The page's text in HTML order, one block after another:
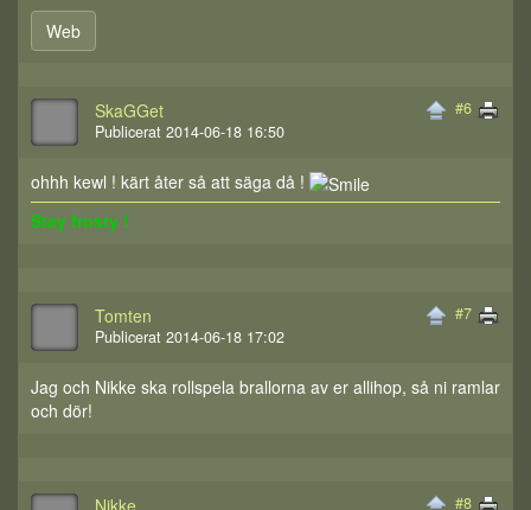
Web
#6
SkaGGet
Publicerat 2014-06-18 16:50
ohhh kewl ! kärt åter så att säga då !
Stay frosty !
#7
Tomten
Publicerat 2014-06-18 17:02
Jag och Nikke ska rollspela brallorna av er allihop, så ni ramlar
och dör!
#8
Nikke